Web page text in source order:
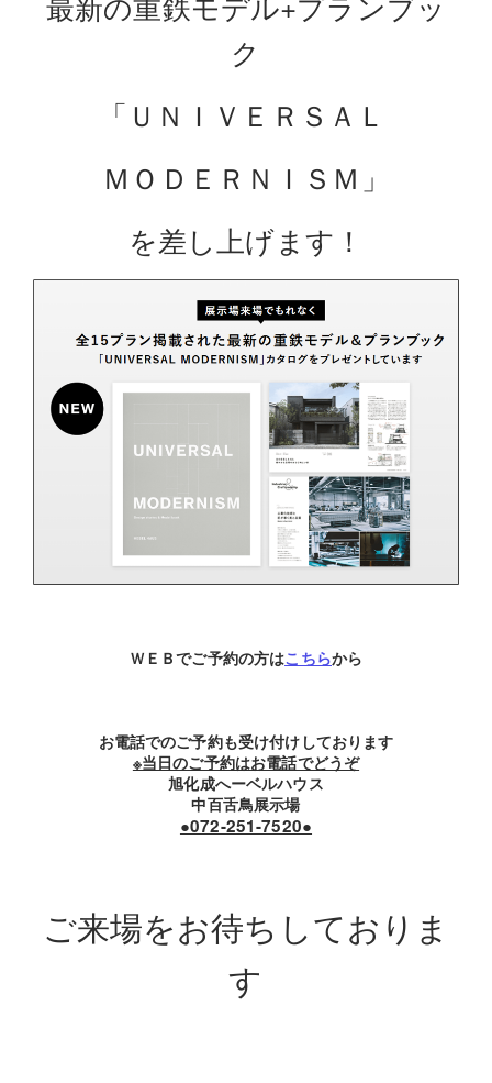
ク
「ＵＮＩＶＥＲＳＡＬ
ＭＯＤＥＲＮＩＳＭ」
を差し上げます！
ＷＥＢでご予約の方はこちらから
お電話でのご予約も受け付けしております
※当日のご予約はお電話でどうぞ
旭化成へーベルハウス
中百舌鳥展示場
●072-251-7520●
ご来場をお待ちしておりま
す